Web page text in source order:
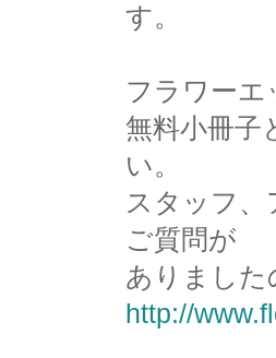
す。
フラワーエ
無料小冊子
い。
スタッフ
ご質問が
ありました
http://